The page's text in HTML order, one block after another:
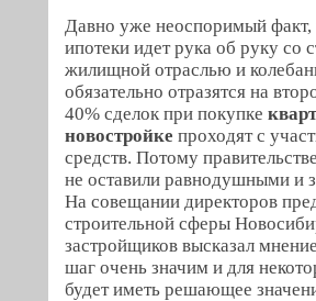
Давно уже неоспоримый факт,
ипотеки идет рука об руку со
жилищной отраслью и
обязательно отразятся на
40% сделок при покупке
новостройке проходят с
средств. Потому
не оставили равнодушными и
На совещании директоров
строительной сферы
застройщиков высказал
шаг очень значим и для
будет иметь решающее